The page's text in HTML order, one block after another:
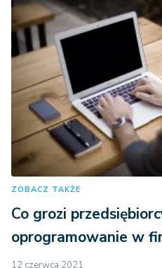
ZOBACZ TAKŻE
Co grozi
oprogramowanie w
12 czerwca 2021